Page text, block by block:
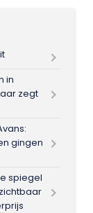
in
zegt
gingen
spiegel